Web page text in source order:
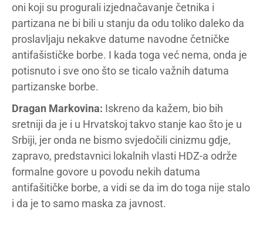
oni koji su progurali izjednačavanje četnika i
partizana ne bi bili u stanju da odu toliko daleko da
proslavljaju nekakve datume navodne četničke
antifašističke borbe. I kada toga već nema, onda je
potisnuto i sve ono što se ticalo važnih datuma
partizanske borbe.
Dragan Markovina: Iskreno da kažem, bio bih
sretniji da je i u Hrvatskoj takvo stanje kao što je u
Srbiji, jer onda ne bismo svjedočili cinizmu gdje,
zapravo, predstavnici lokalnih vlasti HDZ-a održe
formalne govore u povodu nekih datuma
antifašitičke borbe, a vidi se da im do toga nije stalo
i da je to samo maska za javnost.